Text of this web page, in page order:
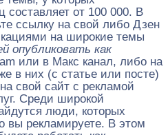
составляет от 100 000. В
ссылку на свой либо Дзен
на широкие темы
опубликовать как
или в Макс канал, либо на
в них (с статье или посте)
свой сайт с рекламой
Среди широкой
люди, которых
вы рекламируете. В этом